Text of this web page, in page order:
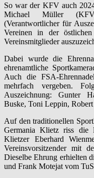
So war der KFV auch
Michael Müller
(Verantwortlicher für
Vereinen in der
Vereinsmitglieder
Dabei wurde die
ehrenamtliche
Auch die FSA-
mehrfach vergeben.
Auszeichnung: Gunter
Buske, Toni Leppin, Robert
Auf den traditionellen
Germania Klietz riss die
Klietzer Eberhard
Vereinsvorsitzender mit
Dieselbe Ehrung erhielten
und Frank Motejat vom